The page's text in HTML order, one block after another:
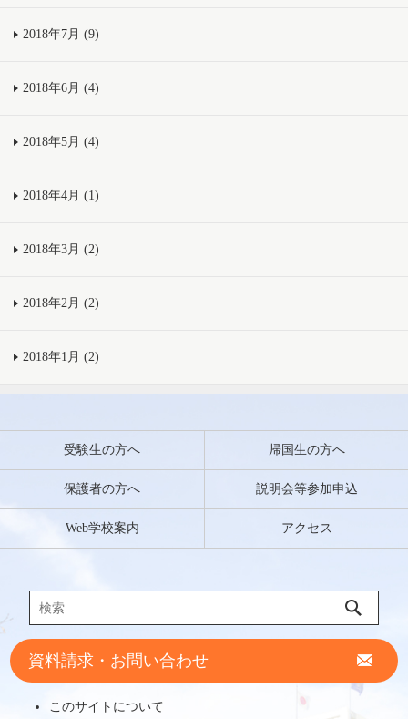
2018年7月 (9)
2018年6月 (4)
2018年5月 (4)
2018年4月 (1)
2018年3月 (2)
2018年2月 (2)
2018年1月 (2)
受験生の方へ 帰国生の方へ
保護者の方へ 説明会等参加申込
Web学校案内 アクセス
資料請求・お問い合わせ
このサイトについて